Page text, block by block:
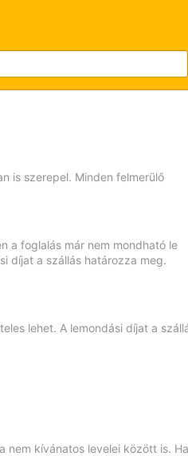
is szerepel. Minden felmerülő
a foglalás már nem mondható le
díjat a szállás határozza meg.
lehet. A lemondási díjat a
nem kívánatos levelei között is. Ha